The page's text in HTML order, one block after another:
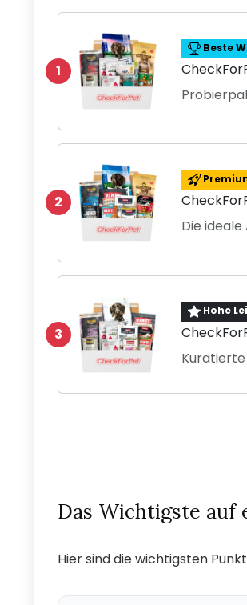
1
Beste
2
Die
3
Hohe
Das Wichtigste auf
Hier sind die wichtigsten